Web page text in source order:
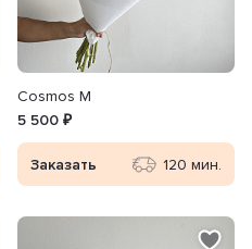
Cosmos M
5 500 ₽
Заказать 120 мин.